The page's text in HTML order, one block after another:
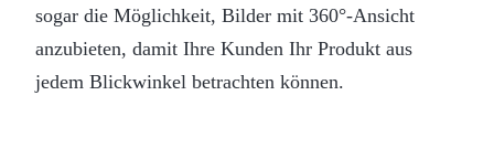
sogar die Möglichkeit, Bilder mit 360°-Ansicht
anzubieten, damit Ihre Kunden Ihr Produkt aus
jedem Blickwinkel betrachten können.